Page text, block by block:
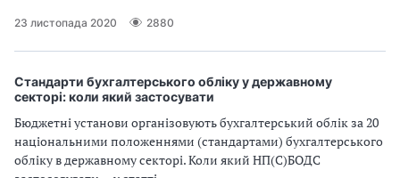
23 листопада 2020 2880
Стандарти бухгалтерського обліку у державному
секторі: коли який застосувати
Бюджетні установи організовують бухгалтерський облік за 20
національними положеннями (стандартами) бухгалтерського
обліку в державному секторі. Коли який НП(С)БОДС